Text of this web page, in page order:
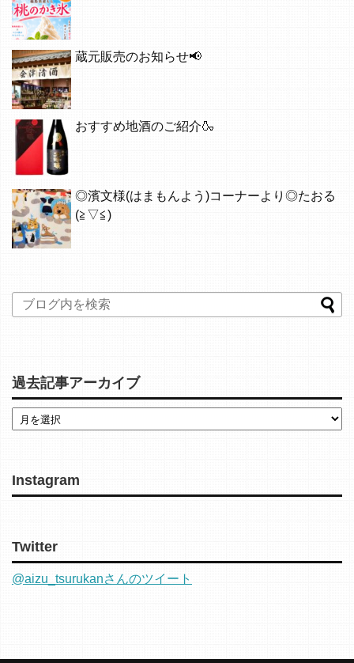
蔵元販売のお知らせ📢
おすすめ地酒のご紹介🍶
◎濱文様(はまもんよう)コーナーより◎たおる
(≧▽≦)
過去記事アーカイブ
Instagram
Twitter
@aizu_tsurukanさんのツイート